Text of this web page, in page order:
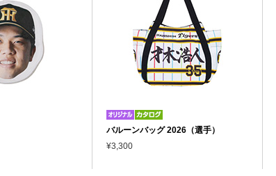
バルーンバッグ 2026（選手）
¥3,300